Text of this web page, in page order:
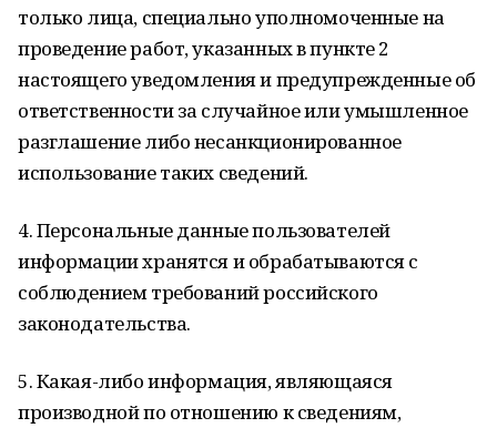
только лица, специально уполномоченные на
проведение работ, указанных в пункте 2
настоящего уведомления и предупрежденные об
ответственности за случайное или умышленное
разглашение либо несанкционированное
использование таких сведений.
4. Персональные данные пользователей
информации хранятся и обрабатываются с
соблюдением требований российского
законодательства.
5. Какая-либо информация, являющаяся
производной по отношению к сведениям,